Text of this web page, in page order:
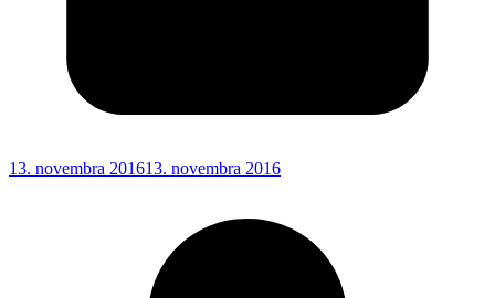
13. novembra 201613. novembra 2016